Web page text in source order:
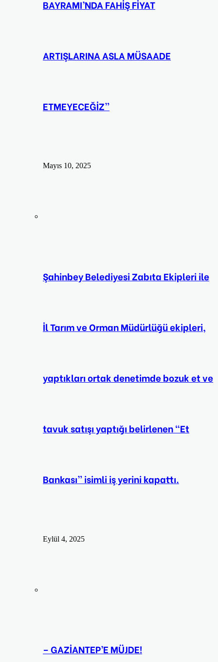
BAYRAMI’NDA FAHİŞ FİYAT
ARTIŞLARINA ASLA MÜSAADE
ETMEYECEĞİZ”
Mayıs 10, 2025
Şahinbey Belediyesi Zabıta Ekipleri ile
İl Tarım ve Orman Müdürlüğü ekipleri,
yaptıkları ortak denetimde bozuk et ve
tavuk satışı yaptığı belirlenen “Et
Bankası” isimli iş yerini kapattı.
Eylül 4, 2025
– GAZİANTEP’E MÜJDE!